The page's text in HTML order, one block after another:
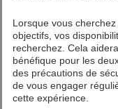
Lorsque vous
objectifs, vos
recherchez. Cela
bénéfique pour les
des précautions de
de vous engager
cette expérience.